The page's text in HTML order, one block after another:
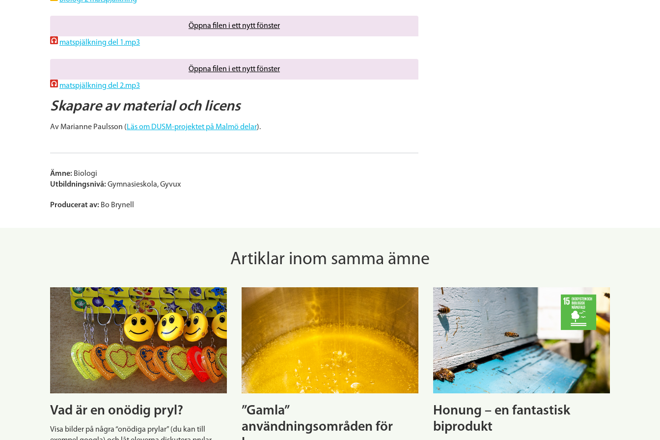
Öppna filen i ett nytt fönster
matspjälkning del 1.mp3
Öppna filen i ett nytt fönster
matspjälkning del 2.mp3
Skapare av material och licens
Av Marianne Paulsson (Läs om DUSM-projektet på Malmö delar).
Ämne: Biologi
Utbildningsnivå: Gymnasieskola Gyvux
Producerat av: Bo Brynell
Artiklar inom samma ämne
Vad är en onödig pryl?
Visa bilder på några “onödiga prylar” (du kan till
”Gamla”
användningsområden för
Honung – en fantastisk
biprodukt